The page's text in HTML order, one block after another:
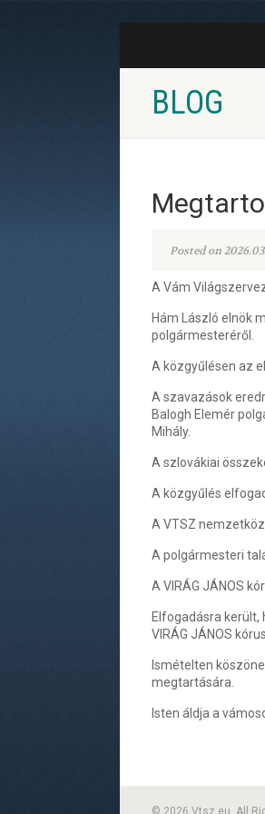
BLOG
Posted on
A Vám
Hám László elnök
polgármesteréről.
A közgyűlésen az
A szavazások
Balogh Elemér
Mihály.
A szlovákiai
A közgyűlés
A VTSZ
A polgármesteri
A VIRÁG JÁNOS
Elfogadásra került,
VIRÁG JÁNOS
Ismételten
megtartására.
Isten áldja a
© 2026 Vtsz.eu. All